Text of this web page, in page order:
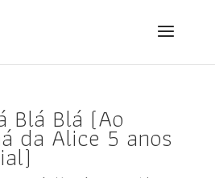
Blá Blá (Ao
da Alice 5 anos